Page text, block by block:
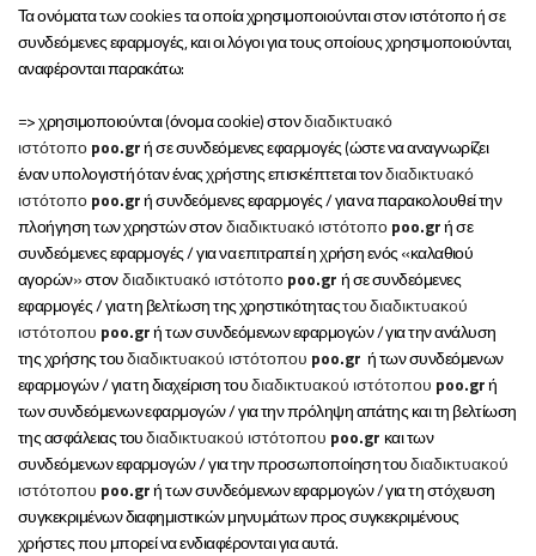
Τα ονόματα των cookies τα οποία χρησιμοποιούνται στον ιστότοπο ή σε
συνδεόμενες εφαρμογές, και οι λόγοι για τους οποίους χρησιμοποιούνται,
αναφέρονται παρακάτω:
=> χρησιμοποιούνται (όνομα cookie) στονδιαδικτυακό
ιστότοποpoo.grή σε συνδεόμενες εφαρμογές (ώστε να αναγνωρίζει
έναν υπολογιστή όταν ένας χρήστης επισκέπτεται τονδιαδικτυακό
ιστότοποpoo.grή συνδεόμενες εφαρμογές / για να παρακολουθεί την
πλοήγηση των χρηστών στονδιαδικτυακό ιστότοποpoo.grή σε
συνδεόμενες εφαρμογές / για να επιτραπεί η χρήση ενός «καλαθιού
αγορών» στονδιαδικτυακό ιστότοποpoo.grή σε συνδεόμενες
εφαρμογές / για τη βελτίωση της χρηστικότηταςτουδιαδικτυακoύ
ιστότοπου poo.grή των συνδεόμενων εφαρμογών / για την ανάλυση
της χρήσης τουδιαδικτυακoύ ιστότοπου poo.gr ή των συνδεόμενων
εφαρμογών / για τη διαχείριση τουδιαδικτυακoύ ιστότοπου poo.grή
των συνδεόμενων εφαρμογών / για την πρόληψη απάτης και τη βελτίωση
της ασφάλειας τουδιαδικτυακoύ ιστότοπου poo.gr και των
συνδεόμενων εφαρμογών / για την προσωποποίηση τουδιαδικτυακoύ
ιστότοπου poo.grή των συνδεόμενων εφαρμογών / για τη στόχευση
συγκεκριμένων διαφημιστικών μηνυμάτων προς συγκεκριμένους
χρήστες που μπορεί να ενδιαφέρονται για αυτά.